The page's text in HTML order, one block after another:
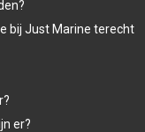
bij Just Marine terecht
er?